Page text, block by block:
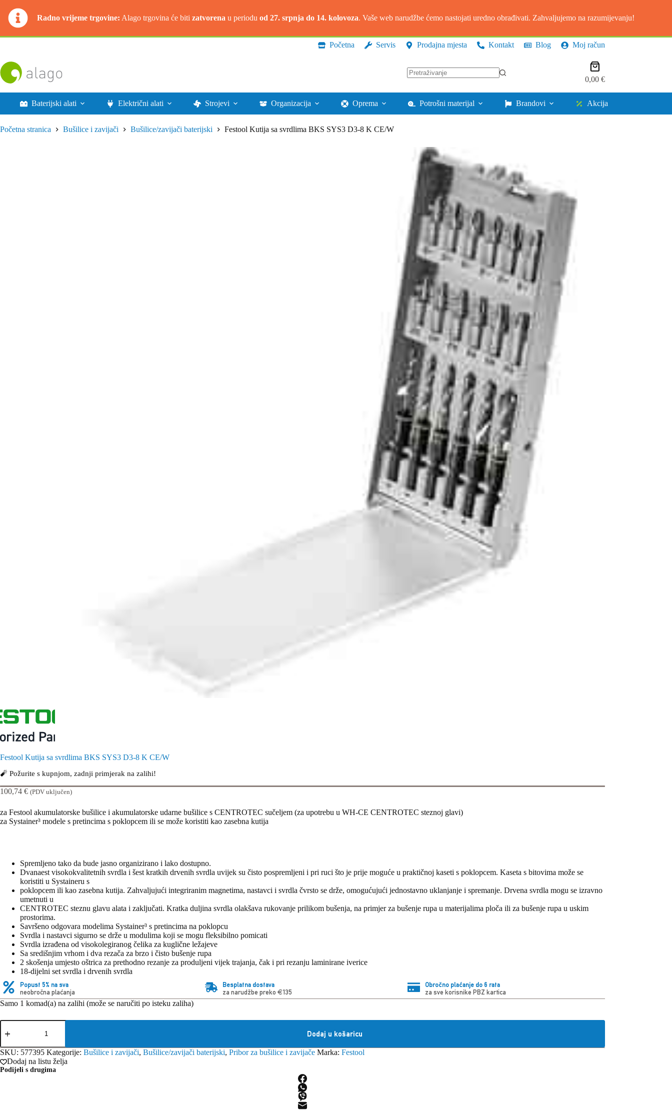
Radno vrijeme trgovine: Alago trgovina će biti zatvorena u periodu od 27. srpnja do 14. kolovoza. Vaše web narudžbe ćemo nastojati uredno obrađivati. Zahvaljujemo na razumijevanju!
Preskoči
Početna Servis Prodajna mjesta Kontakt Blog Moj račun
rezultata.
Košarica
0,00 €
Baterijski alati Električni alati Strojevi Organizacija Oprema Potrošni materijal Brandovi Akcija
Početna stranica Bušilice i zavijači Bušilice/zavijači baterijski Festool Kutija sa svrdlima BKS SYS3 D3-8 K CE/W
Festool Kutija sa svrdlima BKS SYS3 D3-8 K CE/W
🧨 Požurite s kupnjom, zadnji primjerak na zalihi!
100,74 € (PDV uključen)
za Festool akumulatorske bušilice i akumulatorske udarne bušilice s CENTROTEC sučeljem (za upotrebu u WH-CE CENTROTEC steznoj glavi)
za Systainer³ modele s pretincima s poklopcem ili se može koristiti kao zasebna kutija
Spremljeno tako da bude jasno organizirano i lako dostupno.
Dvanaest visokokvalitetnih svrdla i šest kratkih drvenih svrdla uvijek su čisto pospremljeni i pri ruci što je prije moguće u praktičnoj kaseti s poklopcem. Kaseta s bitovima može se
koristiti u Systaineru s
poklopcem ili kao zasebna kutija. Zahvaljujući integriranim magnetima, nastavci i svrdla čvrsto se drže, omogućujući jednostavno uklanjanje i spremanje. Drvena svrdla mogu se izravno
umetnuti u
CENTROTEC steznu glavu alata i zaključati. Kratka duljina svrdla olakšava rukovanje prilikom bušenja, na primjer za bušenje rupa u materijalima ploča ili za bušenje rupa u uskim
prostorima.
Savršeno odgovara modelima Systainer³ s pretincima na poklopcu
Svrdla i nastavci sigurno se drže u modulima koji se mogu fleksibilno pomicati
Svrdla izrađena od visokolegiranog čelika za kuglične ležajeve
Sa središnjim vrhom i dva rezača za brzo i čisto bušenje rupa
2 skošenja umjesto oštrica za prethodno rezanje za produljeni vijek trajanja, čak i pri rezanju laminirane iverice
18-dijelni set svrdla i drvenih svrdla
Popust 5% na sva
neobročna plaćanja
Besplatna dostava
za narudžbe preko €135
Obročno plaćanje do 6 rata
za sve korisnike PBZ kartica
Samo 1 komad(a) na zalihi (može se naručiti po isteku zaliha)
Festool
Kutija
svrdlima
BKS
SYS3
D3-
Dodaj u košaricu
SKU: 577395 Kategorije: Bušilice i zavijači, Bušilice/zavijači baterijski, Pribor za bušilice i zavijače Marka: Festool
Dodaj na listu želja
Podijeli s drugima